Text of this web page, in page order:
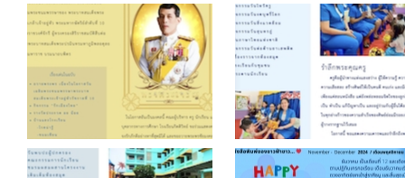
KITTIVIT POST :JULY
KITTIVIT POST :JULY KITTIVIT POSTKITTIVIT POST